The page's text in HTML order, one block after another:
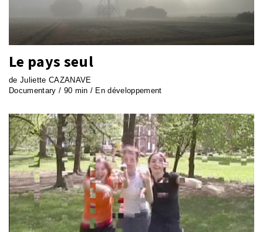
Le pays seul
de Juliette CAZANAVE
Documentary / 90 min / En développement